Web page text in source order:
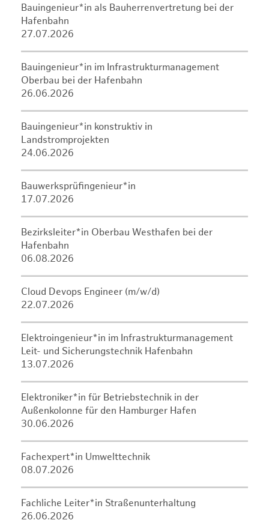
Bauingenieur*in als Bauherrenvertretung bei der
Hafenbahn
27.07.2026
Bauingenieur*in im Infrastrukturmanagement
Oberbau bei der Hafenbahn
26.06.2026
Bauingenieur*in konstruktiv in
Landstromprojekten
24.06.2026
Bauwerksprüfingenieur*in
17.07.2026
Bezirksleiter*in Oberbau Westhafen bei der
Hafenbahn
06.08.2026
Cloud Devops Engineer (m/w/d)
22.07.2026
Elektroingenieur*in im Infrastrukturmanagement
Leit- und Sicherungstechnik Hafenbahn
13.07.2026
Elektroniker*in für Betriebstechnik in der
Außenkolonne für den Hamburger Hafen
30.06.2026
Fachexpert*in Umwelttechnik
08.07.2026
Fachliche Leiter*in Straßenunterhaltung
26.06.2026